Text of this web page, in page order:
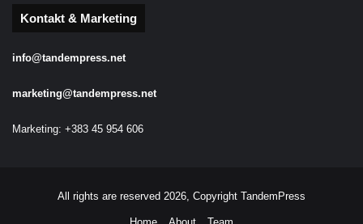
Kontakt & Marketing
info@tandempress.net
marketing@tandempress.net
Marketing: +383 45 954 606
All rights are reserved 2026, Copyright TandemPress